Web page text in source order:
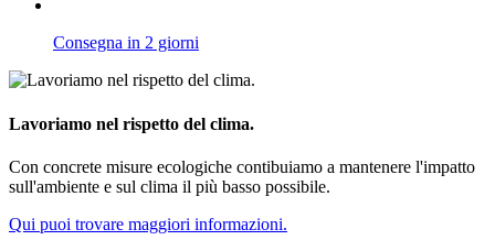
Consegna in 2 giorni
Lavoriamo nel rispetto del clima.
Con concrete misure ecologiche contibuiamo a mantenere l'impatto
sull'ambiente e sul clima il più basso possibile.
Qui puoi trovare maggiori informazioni.